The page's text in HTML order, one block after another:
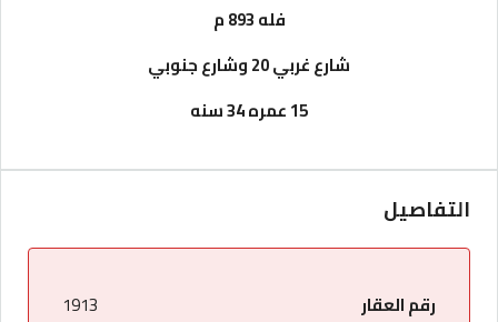
فله 893 م
شارع غربي 20 وشارع جنوبي
15 عمره 34 سنه
التفاصيل
رقم العقار
1913